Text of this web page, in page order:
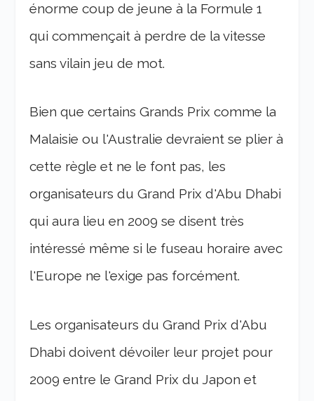
énorme coup de jeune à la Formule 1
qui commençait à perdre de la vitesse
sans vilain jeu de mot.
Bien que certains Grands Prix comme la
Malaisie ou l'Australie devraient se plier à
cette règle et ne le font pas, les
organisateurs du Grand Prix d'Abu Dhabi
qui aura lieu en 2009 se disent très
intéressé même si le fuseau horaire avec
l'Europe ne l'exige pas forcément.
Les organisateurs du Grand Prix d'Abu
Dhabi doivent dévoiler leur projet pour
2009 entre le Grand Prix du Japon et